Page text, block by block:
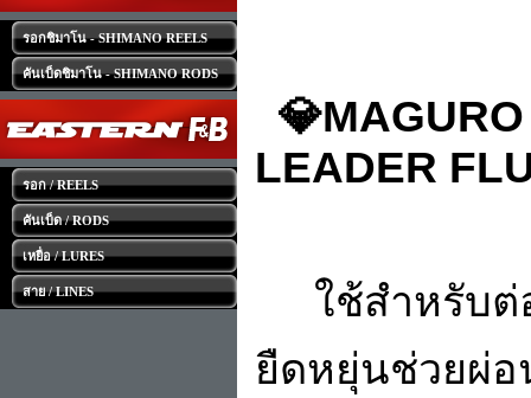
รอกชิมาโน - SHIMANO REELS
คันเบ็ดชิมาโน - SHIMANO RODS
รอก / REELS
คันเบ็ด / RODS
เหยื่อ / LURES
สาย / LINES
LEADER
ใช้สำหรับต่
ยืดหยุ่นช่วยผ่อ